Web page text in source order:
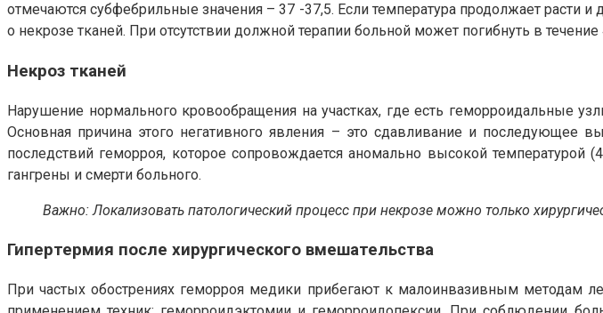
отмечаются субфебрильные значения – 37 -37,5. Если температура продолжает расти
о некрозе тканей. При отсутствии должной терапии больной может погибнуть в течение
Некроз тканей
Нарушение нормального кровообращения на участках, где есть геморроидальные
Основная причина этого негативного явления – это сдавливание и последующее
последствий геморроя, которое сопровождается аномально высокой температурой
гангрены и смерти больного.
Важно: Локализовать патологический процесс при некрозе можно только
Гипертермия после хирургического вмешательства
При частых обострениях геморроя медики прибегают к малоинвазивным методам